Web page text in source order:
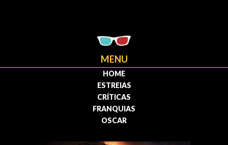
MENU
HOME
ESTREIAS
CRÍTICAS
FRANQUIAS
OSCAR